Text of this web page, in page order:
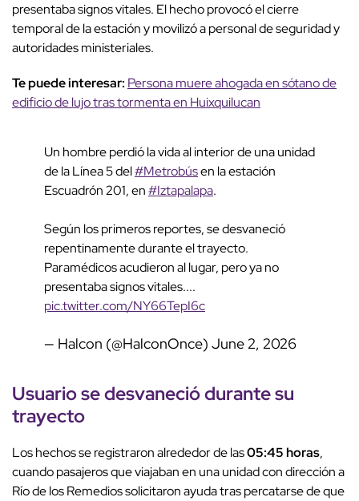
presentaba signos vitales. El hecho provocó el cierre
temporal de la estación y movilizó a personal de seguridad y
autoridades ministeriales.
Te puede interesar: Persona muere ahogada en sótano de
edificio de lujo tras tormenta en Huixquilucan
Un hombre perdió la vida al interior de una unidad
de la Línea 5 del#Metrobúsen la estación
Escuadrón 201, en#Iztapalapa.
Según los primeros reportes, se desvaneció
repentinamente durante el trayecto.
Paramédicos acudieron al lugar, pero ya no
presentaba signos vitales....
pic.twitter.com/NY66TepI6c
— Halcon (@HalconOnce) June 2, 2026
Usuario se desvaneció durante su
trayecto
Los hechos se registraron alrededor de las05:45 horas,
cuando pasajeros que viajaban en una unidad con dirección a
Río de los Remedios solicitaron ayuda tras percatarse de que